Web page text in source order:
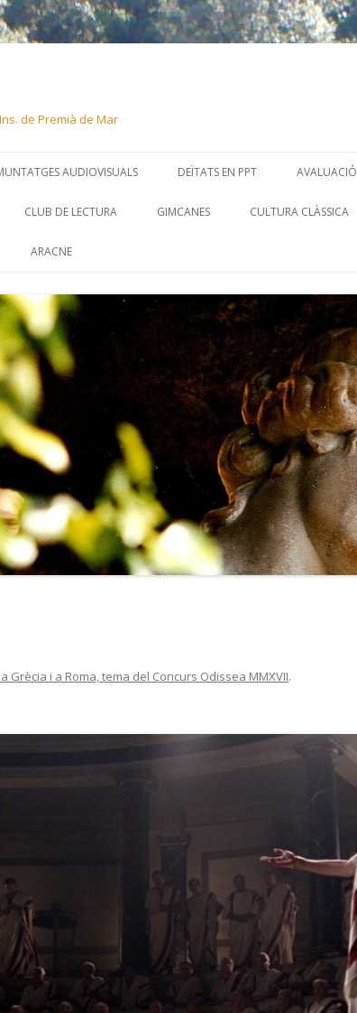
de Premià de Mar
AUDIOVISUALS DEÏTATS EN PPT AVALUACIÓ
CLUB DE LECTURA GIMCANES CULTURA CLÀSSICA
ARACNE
Grècia i a Roma, tema del Concurs Odissea MMXVII.